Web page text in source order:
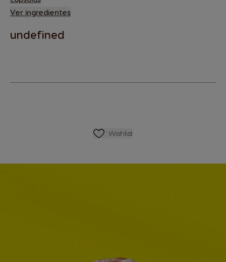
Ver ingredientes
undefined
Lista De Deseos
Wishlist